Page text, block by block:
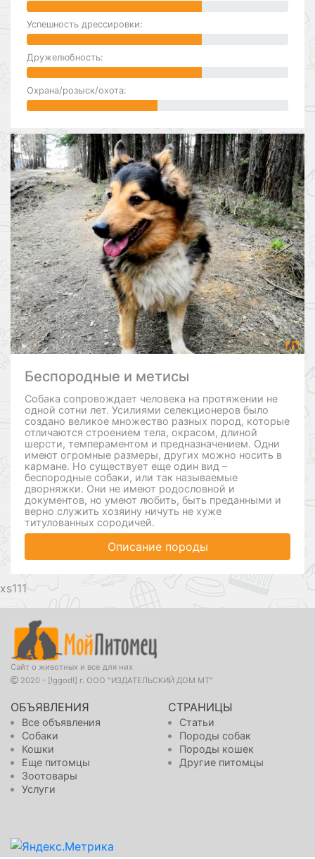
Успешность дрессировки:
Дружелюбность:
Охрана/розыск/охота:
Беспородные и метисы
Собака сопровождает человека на протяжении не
одной сотни лет. Усилиями селекционеров было
создано великое множество разных пород, которые
отличаются строением тела, окрасом, длиной
шерсти, темпераментом и предназначением. Одни
имеют огромные размеры, других можно носить в
кармане. Но существует еще один вид –
беспородные собаки, или так называемые
дворняжки. Они не имеют родословной и
документов, но умеют любить, быть преданными и
верно служить хозяину ничуть не хуже
титулованных сородичей.
Описание породы
111
Сайт о животных и все для них
2020 - [!ggod!] г. ООО "ИЗДАТЕЛЬСКИЙ ДОМ МТ"
ОБЪЯВЛЕНИЯ
Все объявления
Собаки
Кошки
Еще питомцы
Зоотовары
Услуги
СТРАНИЦЫ
Статьи
Породы собак
Породы кошек
Другие питомцы